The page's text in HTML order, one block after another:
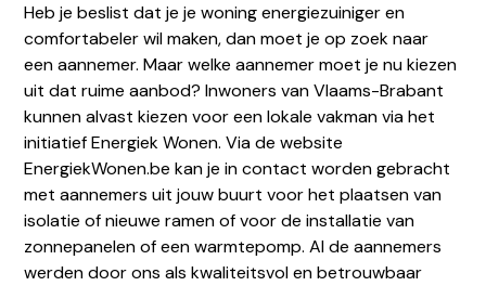
Heb je beslist dat je je woning energiezuiniger en
comfortabeler wil maken, dan moet je op zoek naar
een aannemer. Maar welke aannemer moet je nu kiezen
uit dat ruime aanbod? Inwoners van Vlaams-Brabant
kunnen alvast kiezen voor een lokale vakman via het
initiatief Energiek Wonen. Via de website
EnergiekWonen.be kan je in contact worden gebracht
met aannemers uit jouw buurt voor het plaatsen van
isolatie of nieuwe ramen of voor de installatie van
zonnepanelen of een warmtepomp. Al de aannemers
werden door ons als kwaliteitsvol en betrouwbaar